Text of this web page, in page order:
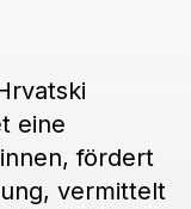
eine
fördert
vermittelt